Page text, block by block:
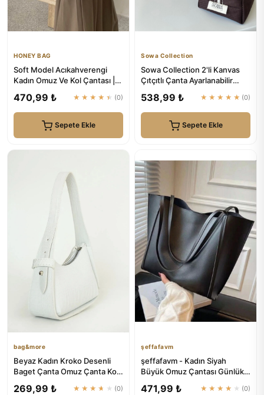
HONEY BAG
Soft Model Acıkahverengi
Kadın Omuz Ve Kol Çantası |
470,99 ₺ ★★★★★ (0)
Sepete Ekle
Sowa Collection
Sowa Collection 2'li Kanvas
Çıtçıtlı Çanta Ayarlanabilir
538,99 ₺ ★★★★★ (0)
Sepete Ekle
bag&more
Beyaz Kadın Kroko Desenli
Baget Çanta Omuz Çanta Kol
269,99 ₺ ★★★★★ (0)
şeffafavm
şeffafavm - Kadın Siyah
Büyük Omuz Çantası Günlük-
471,99 ₺ ★★★★★ (0)